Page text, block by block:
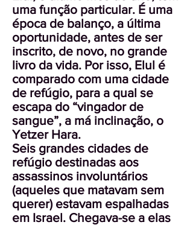
uma função particular. É uma
época de balanço, a última
oportunidade, antes de ser
inscrito, de novo, no grande
livro da vida. Por isso, Elul é
comparado com uma cidade
de refúgio, para a qual se
escapa do “vingador de
sangue”, a má inclinação, o
Yetzer Hara.
Seis grandes cidades de
refúgio destinadas aos
assassinos involuntários
(aqueles que matavam sem
querer) estavam espalhadas
em Israel. Chegava-se a elas